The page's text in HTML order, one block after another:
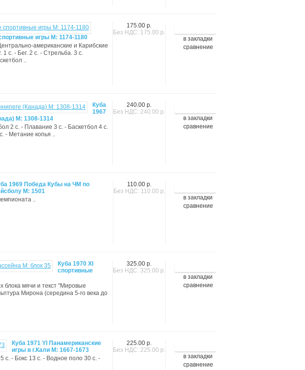
в закладки
сравнение
175.00 р.
Без НДС: 175.00 р.
игры М: 1174-1180
американские и Карибские
с. - Бег. 2 с. - Стрельба. 3 с.
..
в закладки
сравнение
240.00 р.
Без НДС: 240.00 р.
Куба
1967
М: 1308-1314
2 с. - Плавание 3 с. - Баскетбол 4 с.
- Метание копья ..
в закладки
сравнение
110.00 р.
Без НДС: 110.00 р.
1969 Победа Кубы на ЧМ по
М: 1501
..
в закладки
сравнение
325.00 р.
Без НДС: 325.00 р.
Куба 1970 XI
спортивные
блока мячи и текст "Мировые
Мирона (середина 5-го века до
в закладки
сравнение
225.00 р.
Без НДС: 225.00 р.
Куба 1971 YI Панамериканские
игры в г.Кали M: 1667-1673
с. - Бокс 13 с. - Водное поло 30 с. -